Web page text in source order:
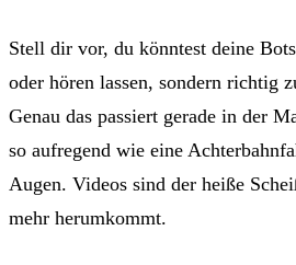
Stell dir vor, du könntest deine
oder hören lassen, sondern richtig
Genau das passiert gerade in der
so aufregend wie eine
Augen. Videos sind der heiße
mehr herumkommt.